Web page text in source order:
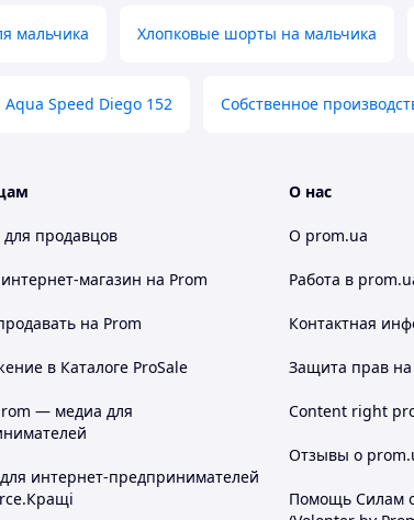
мальчика Хлопковые шорты на мальчика
Aqua Speed Diego 152 Собственное
продавцов
магазин на Prom
на Prom
в Каталоге ProSale
— медиа для
интернет-предпринимателей
О нас
О prom.ua
Работа в
Контактная
Защита прав на
Content right
Отзывы о
Помощь Силам